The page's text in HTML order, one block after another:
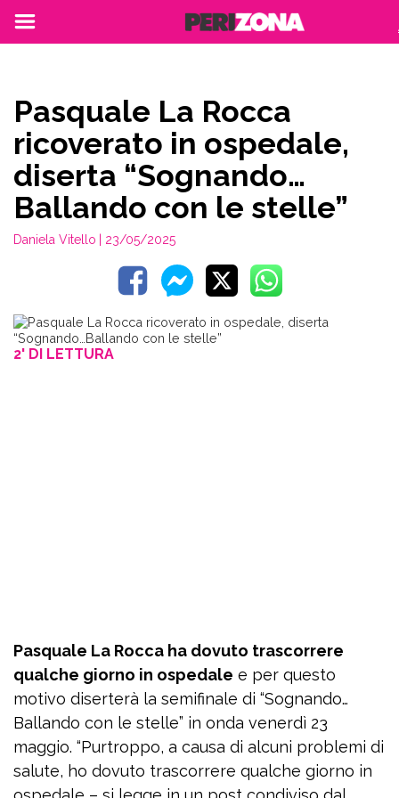
Pasquale La Rocca
ricoverato in ospedale,
diserta “Sognando…
Ballando con le stelle”
Daniela Vitello | 23/05/2025
2' DI LETTURA
Pasquale La Rocca ha dovuto trascorrere
qualche giorno in ospedale e per questo
motivo diserterà la semifinale di “Sognando…
Ballando con le stelle” in onda venerdì 23
maggio. “Purtroppo, a causa di alcuni problemi di
salute, ho dovuto trascorrere qualche giorno in